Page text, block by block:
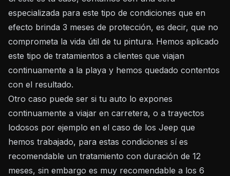
especializada para este tipo de condiciones que en
efecto brinda 3 meses de protección, es decir, que no
comprometa la vida útil de tu pintura. Hemos aplicado
este tipo de tratamientos a clientes que viajan
continuamente a la playa y hemos quedado contentos
con el resultado.
Otro caso puede ser si tu auto lo expones
continuamente a viajar en carretera, o a trayectos
lodosos por ejemplo en el caso de los Jeep que
hemos trabajado, para estas condiciones sí es
recomendable un tratamiento con duración de 12
meses, sin embargo es muy recomendable a los 6